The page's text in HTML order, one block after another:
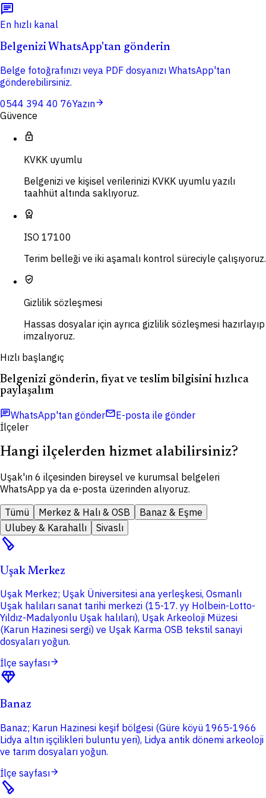
chat
En hızlı kanal
Belgenizi WhatsApp'tan gönderin
Belge fotoğrafınızı veya PDF dosyanızı WhatsApp'tan
gönderebilirsiniz.
0544 394 40 76Yazınarrow_forward
Güvence
lock
KVKK uyumlu
Belgenizi ve kişisel verilerinizi KVKK uyumlu yazılı
taahhüt altında saklıyoruz.
workspace_premium
ISO 17100
Terim belleği ve iki aşamalı kontrol süreciyle çalışıyoruz.
verified_user
Gizlilik sözleşmesi
Hassas dosyalar için ayrıca gizlilik sözleşmesi hazırlayıp
imzalıyoruz.
Hızlı başlangıç
Belgenizi gönderin, fiyat ve teslim bilgisini hızlıca
paylaşalım
chatWhatsApp'tan göndermailE-posta ile gönder
İlçeler
Hangi ilçelerden hizmet alabilirsiniz?
Uşak'ın 6 ilçesinden bireysel ve kurumsal belgeleri
WhatsApp ya da e-posta üzerinden alıyoruz.
Tümü
Merkez & Halı & OSB
Banaz & Eşme
Ulubey & Karahallı
Sivaslı
carpenter
Uşak Merkez
Uşak Merkez; Uşak Üniversitesi ana yerleşkesi, Osmanlı
Uşak halıları sanat tarihi merkezi (15-17. yy Holbein-Lotto-
Yıldız-Madalyonlu Uşak halıları), Uşak Arkeoloji Müzesi
(Karun Hazinesi sergi) ve Uşak Karma OSB tekstil sanayi
dosyaları yoğun.
İlçe sayfasıarrow_forward
diamond
Banaz
Banaz; Karun Hazinesi keşif bölgesi (Güre köyü 1965-1966
Lidya altın işçilikleri buluntu yeri), Lidya antik dönemi arkeoloji
ve tarım dosyaları yoğun.
İlçe sayfasıarrow_forward
carpenter